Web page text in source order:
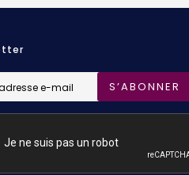
S’ABONNER